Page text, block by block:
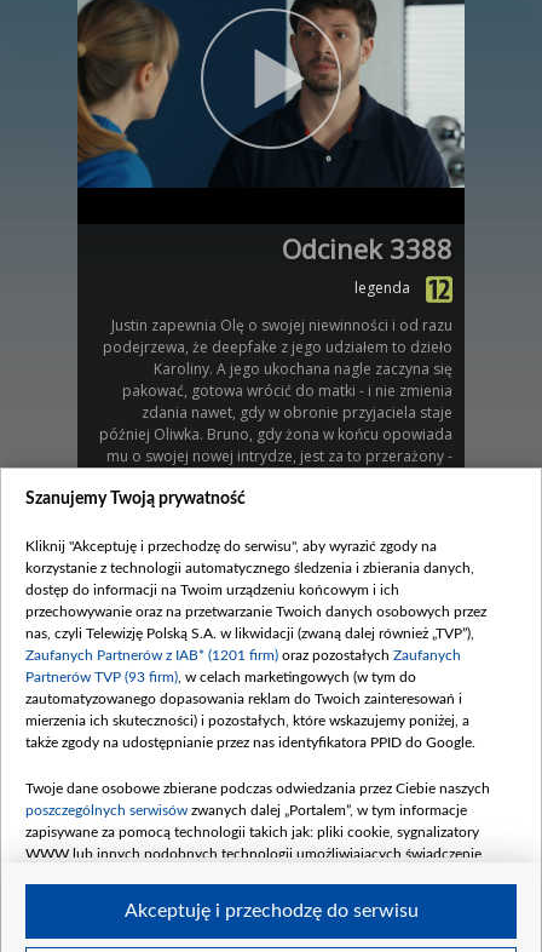
Odcinek 3388
legenda
Justin zapewnia Olę o swojej niewinności i od razu
podejrzewa, że deepfake z jego udziałem to dzieło
Karoliny. A jego ukochana nagle zaczyna się
pakować, gotowa wrócić do matki - i nie zmienia
zdania nawet, gdy w obronie przyjaciela staje
później Oliwka. Bruno, gdy żona w końcu opowiada
mu o swojej nowej intrydze, jest za to przerażony -
zgłosić to na policję. Weronika dzięki zdobyciu
gwiazdą, a Modrzycki nie ukrywa, że czuje przez to
ukłucie zazdrości...
Zobacz również
Odcinek 3391
W 3391. odcinku...
Szanujemy Twoją prywatność
Kliknij "Akceptuję i przechodzę do serwisu", aby wyrazić zgody na
korzystanie z technologii automatycznego śledzenia i zbierania danych,
dostęp do informacji na Twoim urządzeniu końcowym i ich
przechowywanie oraz na przetwarzanie Twoich danych osobowych przez
nas, czyli Telewizję Polską S.A. w likwidacji (zwaną dalej również „TVP”),
Zaufanych Partnerów z IAB* (1201 firm) oraz pozostałych Zaufanych
Partnerów TVP (93 firm) , w celach marketingowych (w tym do
zautomatyzowanego dopasowania reklam do Twoich zainteresowań i
mierzenia ich skuteczności) i pozostałych, które wskazujemy poniżej, a
także zgody na udostępnianie przez nas identyfikatora PPID do Google.
Twoje dane osobowe zbierane podczas odwiedzania przez Ciebie naszych
poszczególnych serwisów zwanych dalej „Portalem”, w tym informacje
zapisywane za pomocą technologii takich jak: pliki cookie, sygnalizatory
WWW lub innych podobnych technologii umożliwiających świadczenie
Akceptuję i przechodzę do serwisu